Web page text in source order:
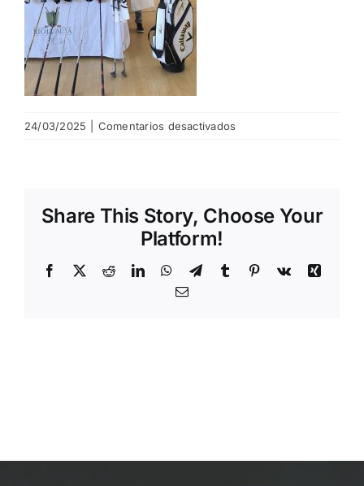
RESERVAR
24/03/2025 Comentarios desactivados
Share This Story, Choose Your
Platform!
Facebook
X RedditLinkedInWhatsApp
TelegramTumblr Pinterest
Vk
Xing
Email